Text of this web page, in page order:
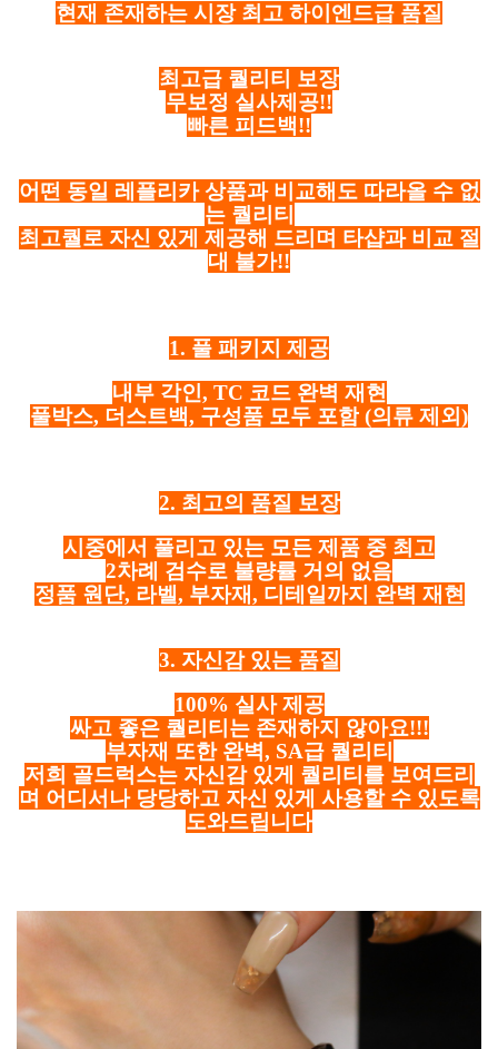
현재 존재하는 시장 최고 하이엔드급 품질
최고급 퀄리티 보장
무보정 실사제공!!
빠른 피드백!!
어떤 동일 레플리카 상품과 비교해도 따라올 수 없
는 퀄리티
최고퀄로 자신 있게 제공해 드리며 타샵과 비교 절
대 불가!!
1. 풀 패키지 제공
내부 각인, TC 코드 완벽 재현
풀박스, 더스트백, 구성품 모두 포함 (의류 제외)
2. 최고의 품질 보장
시중에서 풀리고 있는 모든 제품 중 최고
2차례 검수로 불량률 거의 없음
정품 원단, 라벨, 부자재, 디테일까지 완벽 재현
3. 자신감 있는 품질
100% 실사 제공
싸고 좋은 퀄리티는 존재하지 않아요!!!
부자재 또한 완벽, SA급 퀄리티
저희 골드럭스는 자신감 있게 퀄리티를 보여드리
며 어디서나 당당하고 자신 있게 사용할 수 있도록
도와드립니다